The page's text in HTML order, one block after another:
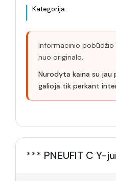
Kategorija:
Informacinio
nuo originalo.
Nurodyta kaina su jau
galioja tik perkant
*** PNEUFIT C Y-